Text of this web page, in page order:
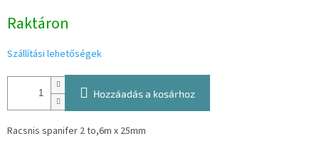
Raktáron
Szállítási lehetőségek
Hozzáadás a kosárhoz
Racsnis spanifer 2 to,6m x 25mm